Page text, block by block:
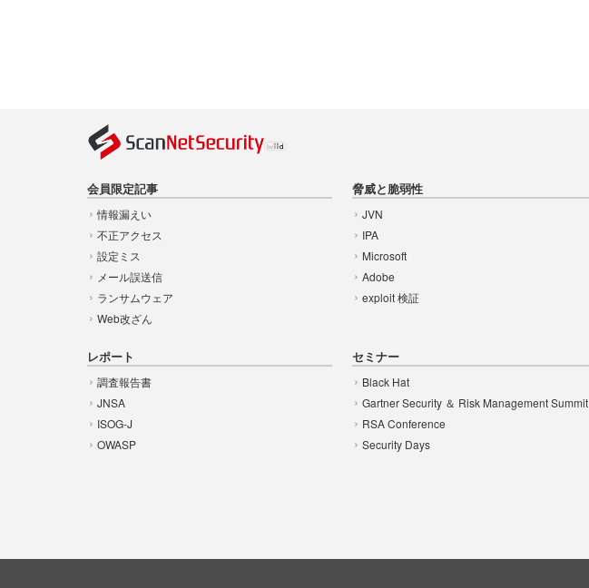
会員限定記事
情報漏えい
不正アクセス
設定ミス
メール誤送信
ランサムウェア
Web改ざん
脅威と脆弱性
JVN
IPA
Microsoft
Adobe
exploit 検証
レポート
調査報告書
JNSA
ISOG-J
OWASP
セミナー
Black Hat
Gartner Security ＆ Risk Management Summit
RSA Conference
Security Days